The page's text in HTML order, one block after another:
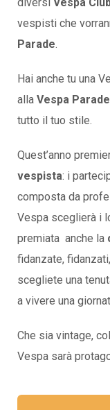
vespisti che
Parade.
Hai anche tu una
alla Vespa Parade
tutto il tuo stile.
Quest’anno
vespista: i
composta da
Vespa sceglierà i
premiata anche la
fidanzate,
scegliete una
a vivere una
Che sia vintage,
Vespa sarà